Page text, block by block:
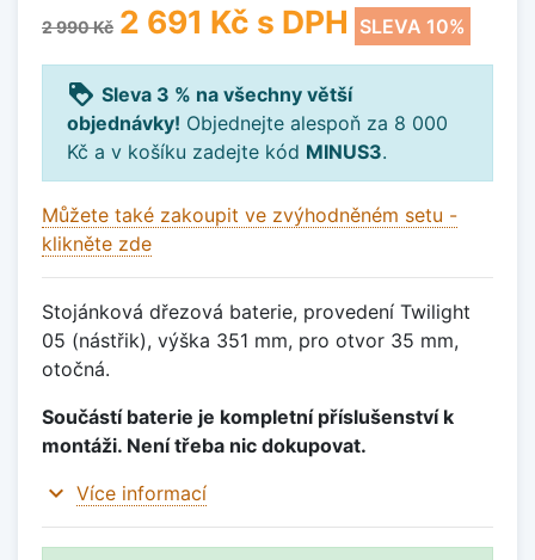
2 990 Kč 2 691 Kč s DPH SLEVA 10%
loyalty Sleva 3 % na všechny větší
objednávky! Objednejte alespoň za 8 000
Kč a v košíku zadejte kód MINUS3.
Můžete také zakoupit ve zvýhodněném setu -
klikněte zde
Stojánková dřezová baterie, provedení Twilight
05 (nástřik), výška 351 mm, pro otvor 35 mm,
otočná.
Součástí baterie je kompletní příslušenství k
montáži. Není třeba nic dokupovat.
expand_more Více informací